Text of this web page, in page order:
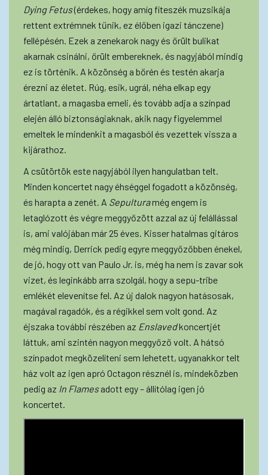
Dying Fetus(érdekes, hogy amíg fíteszék muzsikája
rettent extrémnek tűnik, ez élőben igazi tánczene)
fellépésén. Ezek a zenekarok nagy és őrült bulikat
akarnak csinálni, őrült embereknek, és nagyjából mindig
ez is történik. A közönség a bőrén és testén akarja
érezni az életet. Rúg, esik, ugrál, néha elkap egy
ártatlant, a magasba emeli, és tovább adja a színpad
elején álló biztonságiaknak, akik nagy figyelemmel
emeltek le mindenkit a magasból és vezettek vissza a
kijárathoz.
A csütörtök este nagyjából ilyen hangulatban telt.
Minden koncertet nagy éhséggel fogadott a közönség,
és harapta a zenét. A Sepulturamég engem is
letaglózott és végre meggyőzött azzal az új felállással
is, ami valójában már 25 éves. Kisser hatalmas gitáros
még mindig, Derrick pedig egyre meggyőzőbben énekel,
de jó, hogy ott van Paulo Jr. is, még ha nem is zavar sok
vizet, és leginkább arra szolgál, hogy a sepu-tribe
emlékét elevenítse fel. Az új dalok nagyon hatásosak,
magával ragadók, és a régikkel sem volt gond. Az
éjszaka további részében az Enslavedkoncertjét
láttuk, ami szintén nagyon meggyőző volt. A hátsó
színpadot megközelíteni sem lehetett, ugyanakkor telt
ház volt az igen apró Octagon résznél is, mindeközben
pedig az In Flamesadott egy – állítólag igen jó
koncertet.